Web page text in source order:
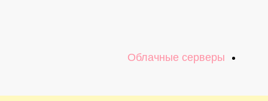
Облачные серверы